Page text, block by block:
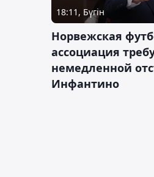
18:11, Бүгін
Норвежская
ассоциация
немедленной
Инфантино